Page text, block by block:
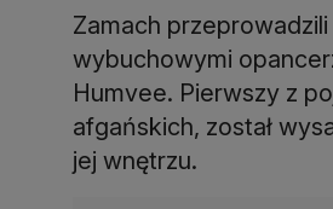
Zamach
wybuchowymi
Humvee. Pierwszy z
afgańskich, został
jej wnętrzu.